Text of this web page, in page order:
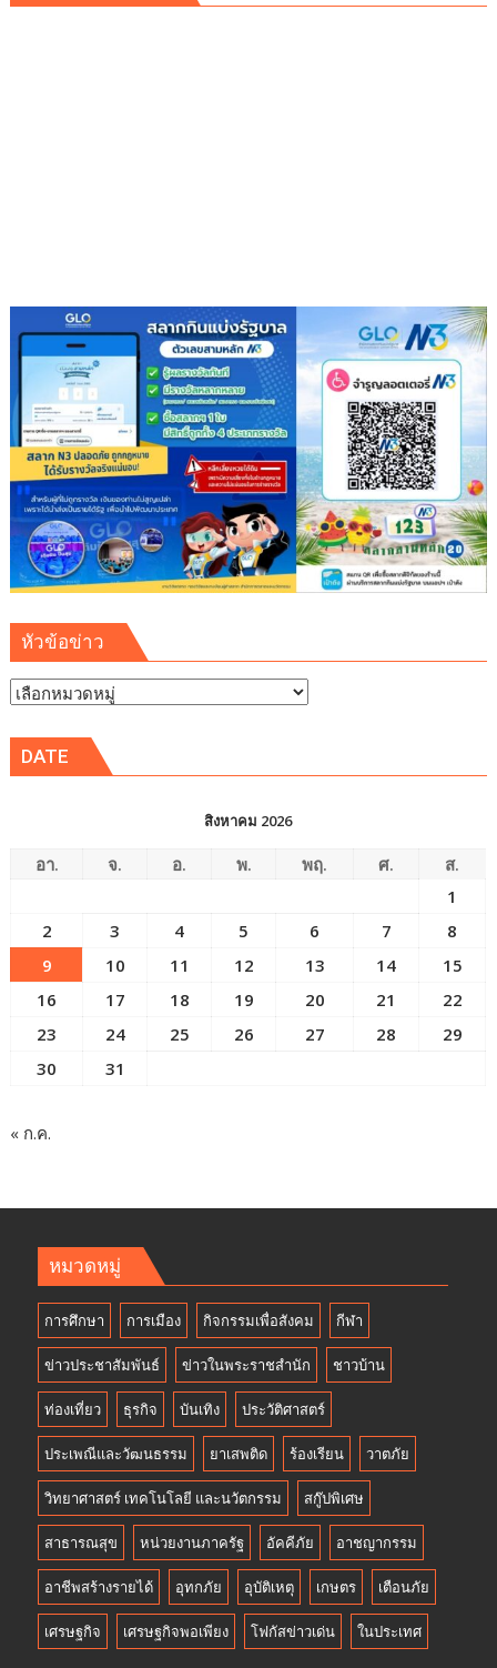
ทอด
หัวข้อข่าว
หัวข้อ
DATE
สิงหาคม 2026
อา. จ. อ. พ. พฤ. ศ.
ส.
1
2
3 4 5 6 7
8
9
10 11 12 13 14
15
16
17 18 19 20 21
22
23
24 25 26 27 28
29
30
31
« ก.ค.
หมวดหมู่
การศึกษา การเมือง กิจกรรมเพื่อสังคม กีฬา
ข่าวประชาสัมพันธ์ ข่าวในพระราชสำนัก ชาวบ้าน
ท่องเที่ยว ธุรกิจ บันเทิง ประวัติศาสตร์
ประเพณีและวัฒนธรรม ยาเสพติด ร้องเรียน วาตภัย
วิทยาศาสตร์ เทคโนโลยี และนวัตกรรม สกู๊ปพิเศษ
สาธารณสุข หน่วยงานภาครัฐ อัคคีภัย อาชญากรรม
อาชีพสร้างรายได้ อุทกภัย อุบัติเหตุ เกษตร เตือนภัย
เศรษฐกิจ เศรษฐกิจพอเพียง โฟกัสข่าวเด่น ในประเทศ